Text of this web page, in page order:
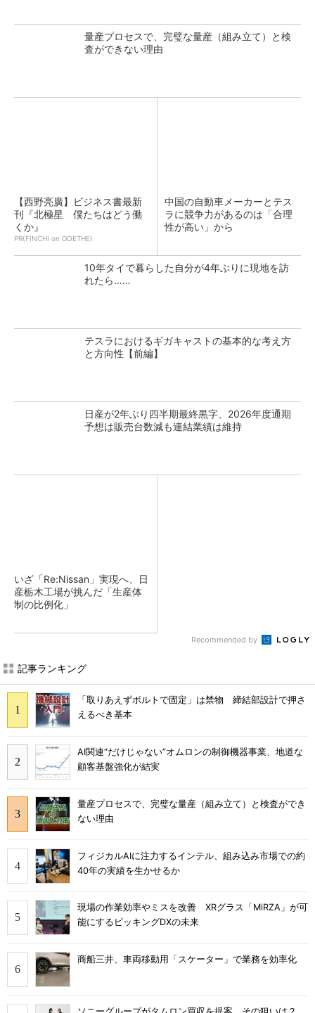
量産プロセスで、完璧な量産（組み立て）と検
査ができない理由
【西野亮廣】ビジネス書最新
刊『北極星 僕たちはどう働
くか』
PR(FINCHI on GOETHE)
中国の自動車メーカーとテス
ラに競争力があるのは「合理
性が高い」から
10年タイで暮らした自分が4年ぶりに現地を訪
れたら……
テスラにおけるギガキャストの基本的な考え方
と方向性【前編】
日産が2年ぶり四半期最終黒字、2026年度通期
予想は販売台数減も連結業績は維持
いざ「Re:Nissan」実現へ、日
産栃木工場が挑んだ「生産体
制の比例化」
Recommended by
記事ランキング
「取りあえずボルトで固定」は禁物 締結部設計で押さ
えるべき基本
AI関連“だけじゃない”オムロンの制御機器事業、地道な
顧客基盤強化が結実
量産プロセスで、完璧な量産（組み立て）と検査ができ
ない理由
フィジカルAIに注力するインテル、組み込み市場での約
40年の実績を生かせるか
現場の作業効率やミスを改善 XRグラス「MiRZA」が可
能にするピッキングDXの未来
商船三井、車両移動用「スケーター」で業務を効率化